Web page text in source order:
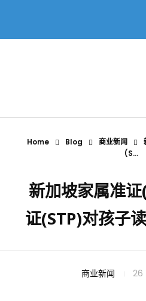
Home Blog 商业新闻
(S...
新加坡家属准
证(STP)对孩子
26
商业新闻